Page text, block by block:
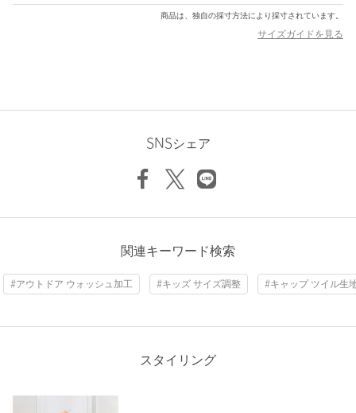
1971年、カリフォルニア大学サンタクルーズ校の学生、デイブ・
なリス科の動物にちなんでマーモット・マウンテン・クラブを結
いる。
※商品を使用前に、タグ等に記載されている「取り扱い上の注意
書き」、「洗濯表示」を必ずご確認ください。
※商品の色味の目安は、商品単体の画像をご参照ください。
で下記の品名/品番をお申し付けください。
商品は、独自の採寸方法により採寸されています。
サイズガイドを見る
SNSシェア
関連キーワード検索
#アウトドア ウォッシュ加工 #キッズ サイズ調整 #キャップ ツイル生
スタイリング